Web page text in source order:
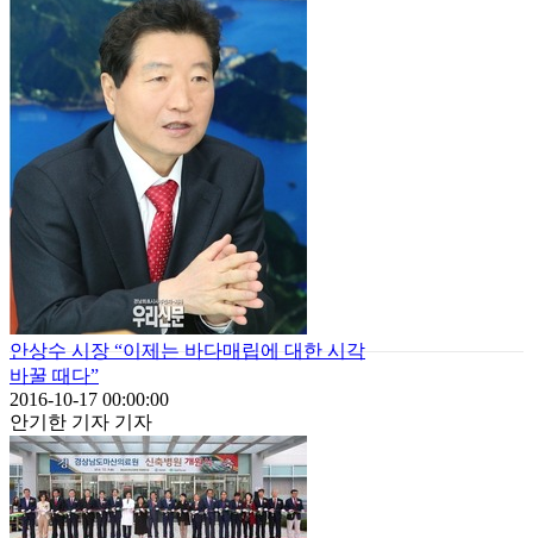
안상수 시장 “이제는 바다매립에 대한 시각
바꿀 때다”
2016-10-17 00:00:00
안기한 기자 기자